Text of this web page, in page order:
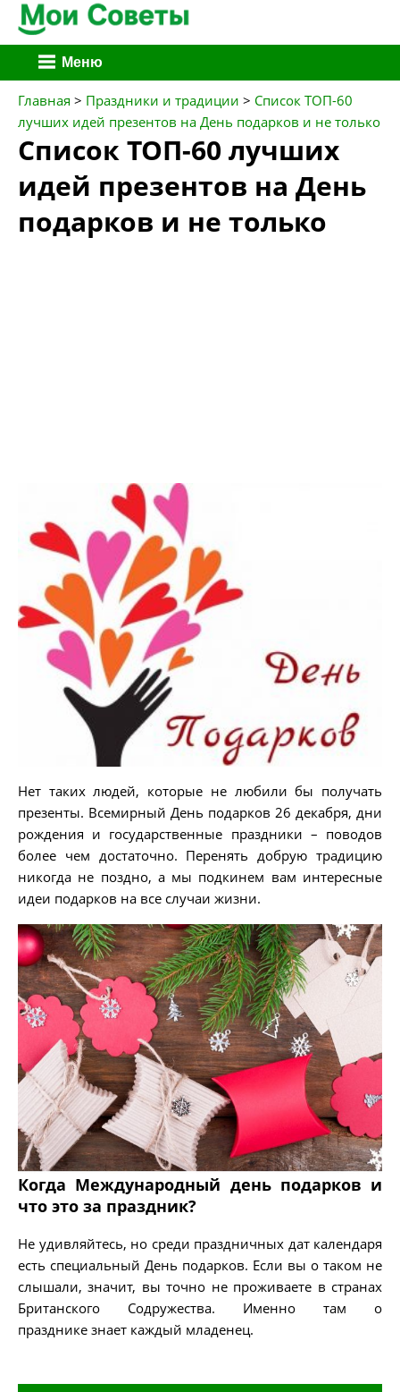
Перейти
к
содержимому
Меню
Главная > Праздники и традиции > Список ТОП-60
лучших идей презентов на День подарков и не только
Список ТОП-60 лучших
идей презентов на День
подарков и не только
Нет таких людей, которые не любили бы получать
презенты. Всемирный День подарков 26 декабря, дни
рождения и государственные праздники – поводов
более чем достаточно. Перенять добрую традицию
никогда не поздно, а мы подкинем вам интересные
идеи подарков на все случаи жизни.
Когда Международный день подарков и
что это за праздник?
Не удивляйтесь, но среди праздничных дат календаря
есть специальный День подарков. Если вы о таком не
слышали, значит, вы точно не проживаете в странах
Британского Содружества. Именно там о
празднике знает каждый младенец.